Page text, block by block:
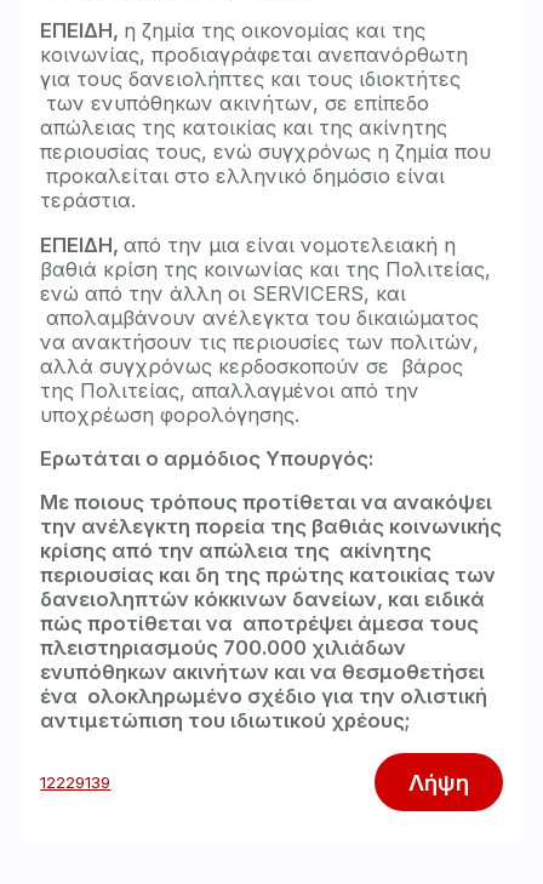
ΕΠΕΙΔΗ, η ζημία της οικονομίας και της
κοινωνίας, προδιαγράφεται ανεπανόρθωτη
για τους δανειολήπτες και τους ιδιοκτήτες
των ενυπόθηκων ακινήτων, σε επίπεδο
απώλειας της κατοικίας και της ακίνητης
περιουσίας τους, ενώ συγχρόνως η ζημία που
προκαλείται στο ελληνικό δημόσιο είναι
τεράστια.
ΕΠΕΙΔΗ,από την μια είναι νομοτελειακή η
βαθιά κρίση της κοινωνίας και της Πολιτείας,
ενώ από την άλλη οι SERVICERS, και
απολαμβάνουν ανέλεγκτα του δικαιώματος
να ανακτήσουν τις περιουσίες των πολιτών,
αλλά συγχρόνως κερδοσκοπούν σε βάρος
της Πολιτείας, απαλλαγμένοι από την
υποχρέωση φορολόγησης.
Ερωτάται ο αρμόδιος Υπουργός:
Με ποιους τρόπους προτίθεται να ανακόψει
την ανέλεγκτη πορεία της βαθιάς κοινωνικής
κρίσης από την απώλεια της ακίνητης
περιουσίας και δη της πρώτης κατοικίας των
δανειοληπτών κόκκινων δανείων, και ειδικά
πώς προτίθεται να αποτρέψει άμεσα τους
πλειστηριασμούς 700.000 χιλιάδων
ενυπόθηκων ακινήτων και να θεσμοθετήσει
ένα ολοκληρωμένο σχέδιο για την ολιστική
αντιμετώπιση του ιδιωτικού χρέους;
12229139 Λήψη